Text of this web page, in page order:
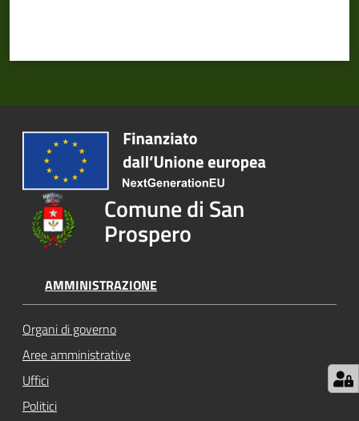
argomenti...
Seguici
Comune di San
Prospero
AMMINISTRAZIONE
Organi di governo
Aree amministrative
Uffici
Politici